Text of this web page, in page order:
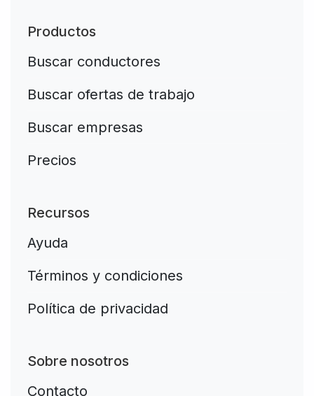
Productos
Buscar conductores
Buscar ofertas de trabajo
Buscar empresas
Precios
Recursos
Ayuda
Términos y condiciones
Política de privacidad
Sobre nosotros
Contacto